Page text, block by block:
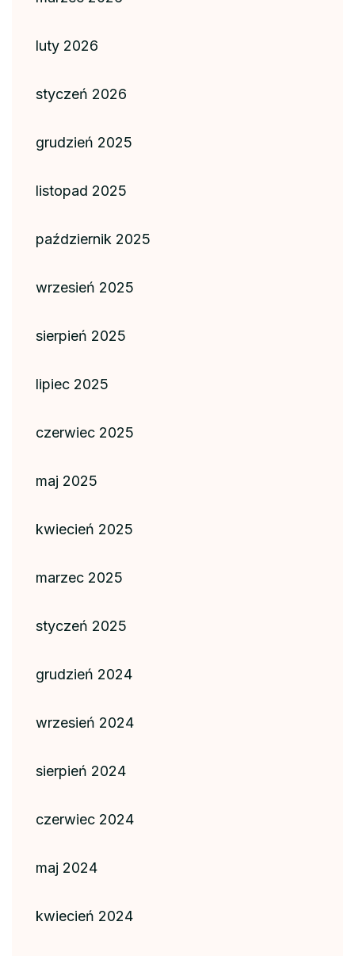
luty 2026
styczeń 2026
grudzień 2025
listopad 2025
październik 2025
wrzesień 2025
sierpień 2025
lipiec 2025
czerwiec 2025
maj 2025
kwiecień 2025
marzec 2025
styczeń 2025
grudzień 2024
wrzesień 2024
sierpień 2024
czerwiec 2024
maj 2024
kwiecień 2024